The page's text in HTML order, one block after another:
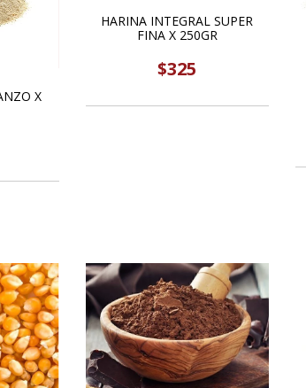
X
HARINA INTEGRAL SUPER
FINA X 250GR
$325